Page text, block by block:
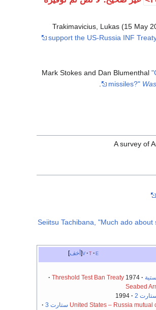
Trakimavicius, Lukas (15 May
support the US-Russia INF
Mark Stokes and Dan Blumenthal
missiles?"
Seiitsu Tachibana, "Much ado
أخف v t e
1974
Threshold Test Ban Treaty
Seabed
2
1994
United States – Russia mutual ستارت 3